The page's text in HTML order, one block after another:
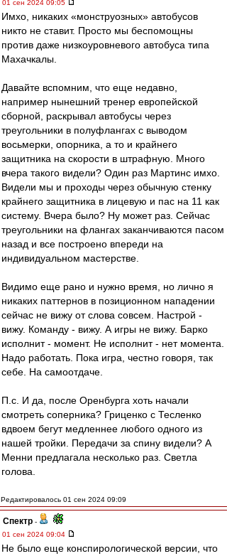
01 сен 2024 09:05
Имхо, никаких «монструозных» автобусов
никто не ставит. Просто мы беспомощны
против даже низкоуровневого автобуса типа
Махачкалы.
Давайте вспомним, что еще недавно,
например нынешний тренер европейской
сборной, раскрывал автобусы через
треугольники в полуфлангах с выводом
восьмерки, опорника, а то и крайнего
защитника на скорости в штрафную. Много
вчера такого видели? Один раз Мартинс имхо.
Видели мы и проходы через обычную стенку
крайнего защитника в лицевую и пас на 11 как
систему. Вчера было? Ну может раз. Сейчас
треугольники на флангах заканчиваются пасом
назад и все построено впереди на
индивидуальном мастерстве.
Видимо еще рано и нужно время, но лично я
никаких паттернов в позиционном нападении
сейчас не вижу от слова совсем. Настрой -
вижу. Команду - вижу. А игры не вижу. Барко
исполнит - момент. Не исполнит - нет момента.
Надо работать. Пока игра, честно говоря, так
себе. На самоотдаче.
П.с. И да, после Оренбурга хоть начали
смотреть соперника? Гриценко с Тесленко
вдвоем бегут медленнее любого одного из
нашей тройки. Передачи за спину видели? А
Менни предлагала несколько раз. Светла
голова.
Редактировалось 01 сен 2024 09:09
Спектр -
01 сен 2024 09:04
Не было еще конспирологической версии, что